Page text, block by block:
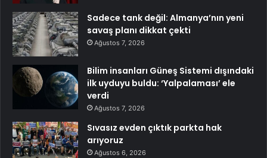
Sadece tank değil: Almanya’nın yeni
savaş planı dikkat çekti
Ağustos 7, 2026
Bilim insanları Güneş Sistemi dışındaki
ilk uyduyu buldu: ‘Yalpalaması’ ele
verdi
Ağustos 7, 2026
Sıvasız evden çıktık parkta hak
arıyoruz
Ağustos 6, 2026